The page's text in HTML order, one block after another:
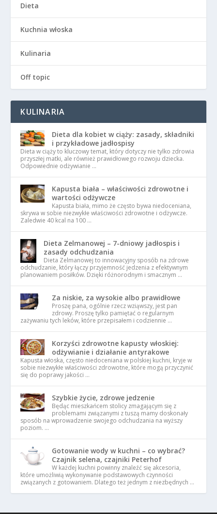
Dieta
Kuchnia włoska
Kulinaria
Off topic
KULINARIA
Dieta dla kobiet w ciąży: zasady, składniki
i przykładowe jadłospisy
Dieta w ciąży to kluczowy temat, który dotyczy nie tylko zdrowia
przyszłej matki, ale również prawidłowego rozwoju dziecka.
Odpowiednie odżywianie …
Kapusta biała – właściwości zdrowotne i
wartości odżywcze
Kapusta biała, mimo że często bywa niedoceniana,
skrywa w sobie niezwykłe właściwości zdrowotne i odżywcze.
Zaledwie 40 kcal na 100 …
Dieta Zelmanowej – 7-dniowy jadłospis i
zasady odchudzania
Dieta Zelmanowej to innowacyjny sposób na zdrowe
odchudzanie, który łączy przyjemność jedzenia z efektywnym
planowaniem posiłków. Dzięki różnorodnym i smacznym …
Za niskie, za wysokie albo prawidłowe
Proszę pana, ogólnie rzecz wziąwszy, jest pan
zdrowy. Proszę tylko pamiętać o regularnym
zażywaniu tych leków, które przepisałem i codziennie …
Korzyści zdrowotne kapusty włoskiej:
odżywianie i działanie antyrakowe
Kapusta włoska, często niedoceniana w polskiej kuchni, kryje w
sobie niezwykłe właściwości zdrowotne, które mogą przyczynić
się do poprawy jakości …
Szybkie życie, zdrowe jedzenie
Będąc mieszkańcem stolicy zmagającym się z
problemami związanymi z tuszą mamy doskonały
sposób na wprowadzenie swojego odchudzania na wyższy
poziom. …
Gotowanie wody w kuchni – co wybrać?
Czajnik selena, czajniki Peterhof
W każdej kuchni powinny znaleźć się akcesoria,
które umożliwią wykonywanie podstawowych czynności
związanych z gotowaniem. Dlatego też jednym z niezbędnych …